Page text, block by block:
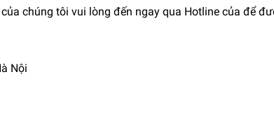
chúng tôi vui lòng đến ngay qua Hotline của để
Nội